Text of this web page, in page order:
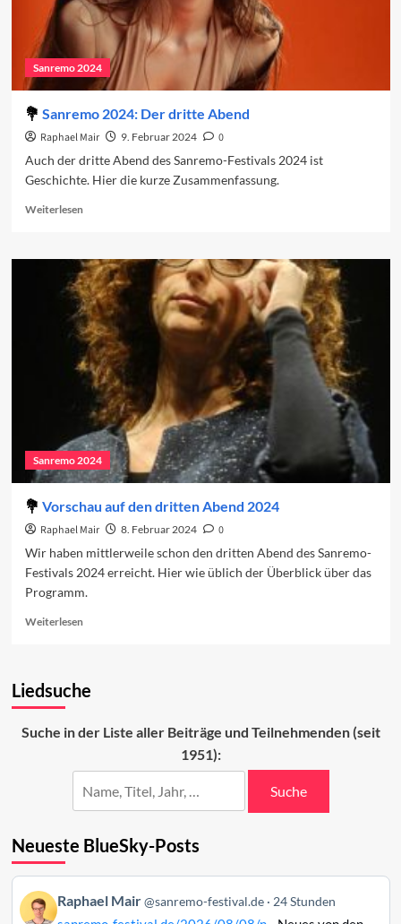
Sanremo 2024
Sanremo 2024: Der dritte Abend
Raphael Mair 9. Februar 2024
0
Auch der dritte Abend des Sanremo-Festivals 2024 ist
Geschichte. Hier die kurze Zusammenfassung.
WeiterlesenRead
Sanremo
2024:
Der
dritte
Abend
Sanremo 2024
Vorschau auf den dritten Abend 2024
Raphael Mair 8. Februar 2024
0
Wir haben mittlerweile schon den dritten Abend des Sanremo-
Festivals 2024 erreicht. Hier wie üblich der Überblick über das
Programm.
WeiterlesenRead
auf
Abend
Liedsuche
Suche in der Liste aller Beiträge und Teilnehmenden (seit
1951):
Suche
Neueste BlueSky-Posts
Beitrag
von
Raphael Mair @sanremo-festival.de 24 Stunden